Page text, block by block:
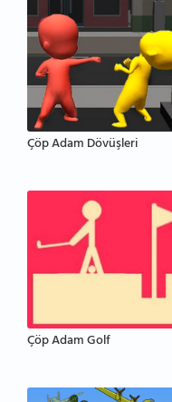
Çöp Adam Dövüşleri
Çöp Adam Golf